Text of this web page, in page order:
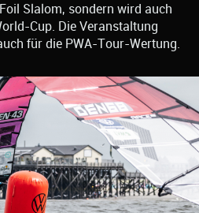
Slalom, sondern wird auch
Cup. Die Veranstaltung
für die PWA-Tour-Wertung.